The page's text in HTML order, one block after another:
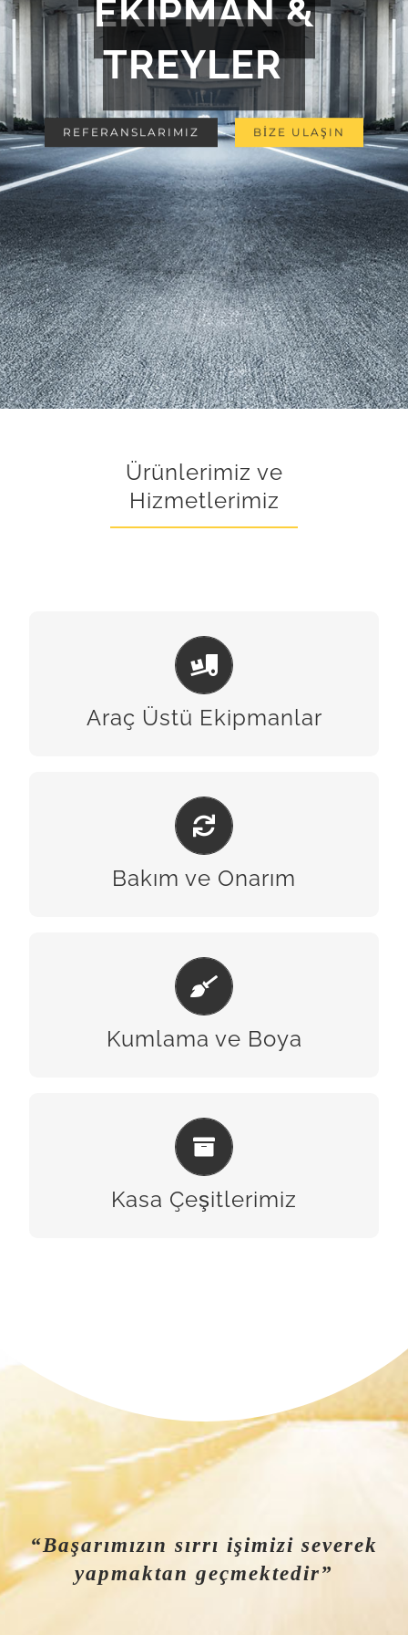
EKİPMAN &
TREYLER
REFERANSLARIMIZ BİZE ULAŞIN
Ürünlerimiz ve
Hizmetlerimiz
Araç Üstü Ekipmanlar
ARAÇ ÜSTÜ EKIPMANLAR
Bakım ve Onarım
BAKIM & ONARIM
Kumlama ve Boya
KUMLAMA & BOYA
Kasa Çeşitlerimiz
KASA ÇEŞITLERIMIZ
“Başarımızın sırrı işimizi severek
yapmaktan geçmektedir”